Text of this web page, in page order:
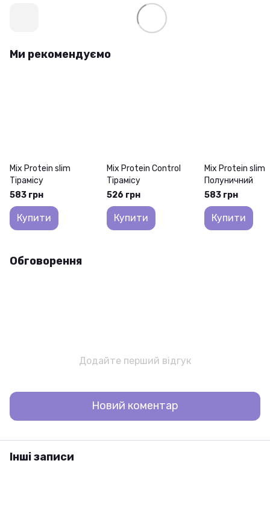
Ми рекомендуємо
Mix Protein slim
Тірамісу
583 грн
Купити
Mix Protein Control
Тірамісу
526 грн
Купити
Mix Protein slim
Полуничний
583 грн
Купити
Обговорення
Додайте перший відгук
Новий коментар
Інші записи